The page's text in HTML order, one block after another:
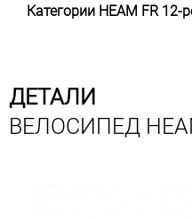
Категории HEAM FR 12-
ДЕТАЛИ
ВЕЛОСИПЕД